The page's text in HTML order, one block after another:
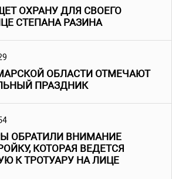
ОХРАНУ ДЛЯ СВОЕГО
СТЕПАНА РАЗИНА
ОБЛАСТИ ОТМЕЧАЮТ
ПРАЗДНИК
ОБРАТИЛИ ВНИМАНИЕ
КОТОРАЯ ВЕДЕТСЯ
К ТРОТУАРУ НА ЛИЦЕ